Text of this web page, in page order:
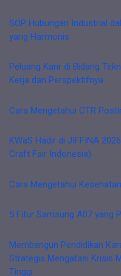
SOP Hubungan Industrial
yang Harmonis
Peluang Karir di Bidang
Kerja dan Perspektifnya
Cara Mengetahui CTR
KWaS Hadir di JIFFINA
Craft Fair Indonesia)
Cara Mengetahui
5 Fitur Samsung A07 yang
Membangun Pendidikan
Strategis Mengatasi Krisis
Tinggi